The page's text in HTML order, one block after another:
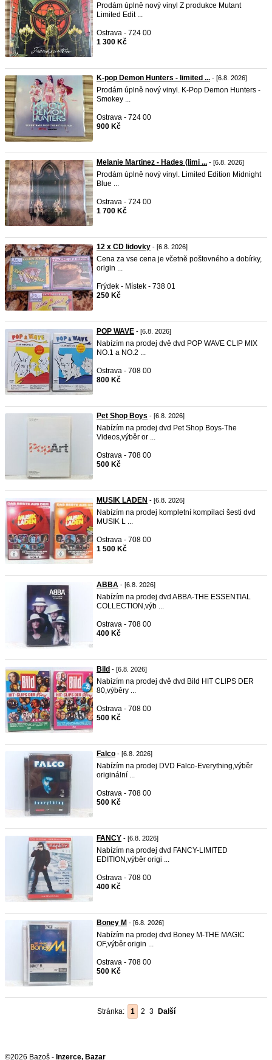
Prodám úplně nový vinyl Z produkce Mutant
Limited Edit ...
Ostrava - 724 00
1 300 Kč
K-pop Demon Hunters - limited ... - [6.8. 2026]
Prodám úplně nový vinyl. K-Pop Demon Hunters -
Smokey ...
Ostrava - 724 00
900 Kč
Melanie Martinez - Hades (limi ... - [6.8. 2026]
Prodám úplně nový vinyl. Limited Edition Midnight
Blue ...
Ostrava - 724 00
1 700 Kč
12 x CD lidovky - [6.8. 2026]
Cena za vse cena je včetně poštovného a dobírky,
origin ...
Frýdek - Místek - 738 01
250 Kč
POP WAVE - [6.8. 2026]
Nabízím na prodej dvě dvd POP WAVE CLIP MIX
NO.1 a NO.2 ...
Ostrava - 708 00
800 Kč
Pet Shop Boys - [6.8. 2026]
Nabízím na prodej dvd Pet Shop Boys-The
Videos,výběr or ...
Ostrava - 708 00
500 Kč
MUSIK LADEN - [6.8. 2026]
Nabízím na prodej kompletní kompilaci šesti dvd
MUSIK L ...
Ostrava - 708 00
1 500 Kč
ABBA - [6.8. 2026]
Nabízím na prodej dvd ABBA-THE ESSENTIAL
COLLECTION,výb ...
Ostrava - 708 00
400 Kč
Bild - [6.8. 2026]
Nabizím na prodej dvě dvd Bild HIT CLIPS DER
80,výběry ...
Ostrava - 708 00
500 Kč
Falco - [6.8. 2026]
Nabízím na prodej DVD Falco-Everything,výběr
originální ...
Ostrava - 708 00
500 Kč
FANCY - [6.8. 2026]
Nabízím na prodej dvd FANCY-LIMITED
EDITION,výběr origi ...
Ostrava - 708 00
400 Kč
Boney M - [6.8. 2026]
Nabízím na prodej dvd Boney M-THE MAGIC
OF,výběr origin ...
Ostrava - 708 00
500 Kč
Stránka: 1 2 3 Další
©2026 Bazoš - Inzerce, Bazar